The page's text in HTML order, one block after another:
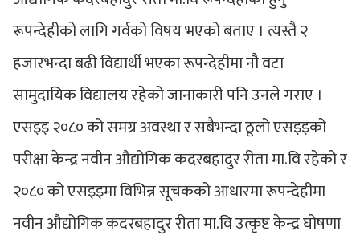
रूपन्देहीको लागि गर्वको विषय भएको बताए । त्यस्तै २
हजारभन्दा बढी विद्यार्थी भएका रूपन्देहीमा नौ वटा
सामुदायिक विद्यालय रहेको जानाकारी पनि उनले गराए ।
एसइइ २०८० को समग्र अवस्था र सबैभन्दा ठूलो एसइइको
परीक्षा केन्द्र नवीन औद्योगिक कदरबहादुर रीता मा.वि रहेको र
२०८० को एसइइमा विभिन्न सूचकको आधारमा रूपन्देहीमा
नवीन औद्योगिक कदरबहादुर रीता मा.वि उत्कृष्ट केन्द्र घोषणा